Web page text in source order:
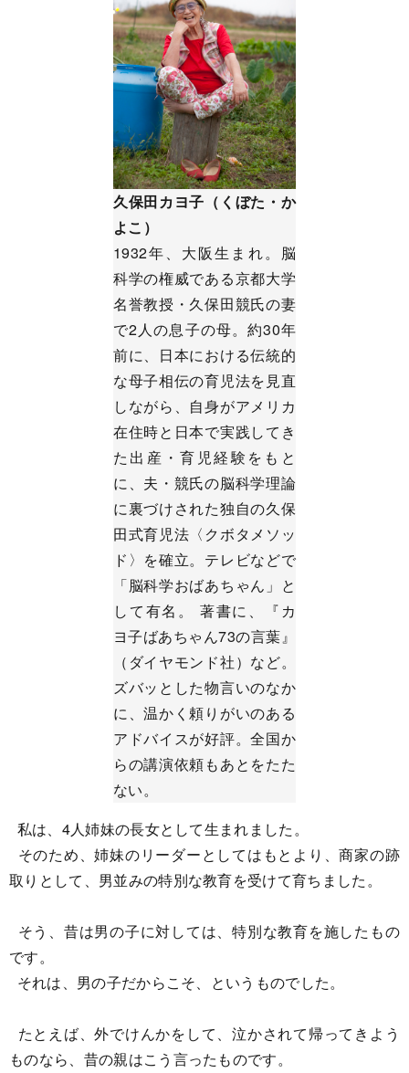
久保田カヨ子（くぼた・か
よこ）
1932年、大阪生まれ。脳
科学の権威である京都大学
名誉教授・久保田競氏の妻
で2人の息子の母。約30年
前に、日本における伝統的
な母子相伝の育児法を見直
しながら、自身がアメリカ
在住時と日本で実践してき
た出産・育児経験をもと
に、夫・競氏の脳科学理論
に裏づけされた独自の久保
田式育児法〈クボタメソッ
ド〉を確立。テレビなどで
「脳科学おばあちゃん」と
して有名。 著書に、『カ
ヨ子ばあちゃん73の言葉』
（ダイヤモンド社）など。
ズバッとした物言いのなか
に、温かく頼りがいのある
アドバイスが好評。全国か
らの講演依頼もあとをたた
ない。
私は、4人姉妹の長女として生まれました。
そのため、姉妹のリーダーとしてはもとより、商家の跡
取りとして、男並みの特別な教育を受けて育ちました。
そう、昔は男の子に対しては、特別な教育を施したもの
です。
それは、男の子だからこそ、というものでした。
たとえば、外でけんかをして、泣かされて帰ってきよう
ものなら、昔の親はこう言ったものです。